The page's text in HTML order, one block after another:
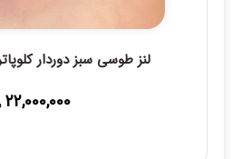
لنز طوسی سبز دوردار
22,000,000